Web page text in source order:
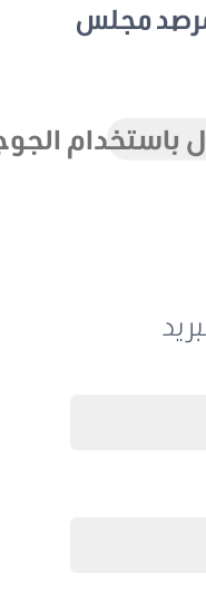
مجلس
الجوجل